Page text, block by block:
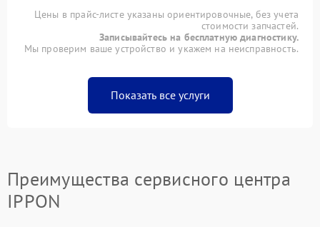
Цены в прайс-листе указаны ориентировочные, без учета
стоимости запчастей.
Записывайтесь на бесплатную диагностику.
Мы проверим ваше устройство и укажем на неисправность.
Показать все услуги
Преимущества сервисного центра
IPPON